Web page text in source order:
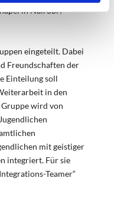
in Nairobi /
eingeteilt. Dabei
Freundschaften der
Einteilung soll
in den
Gruppe wird von
mit geistiger
integriert. Für sie
Teamer“